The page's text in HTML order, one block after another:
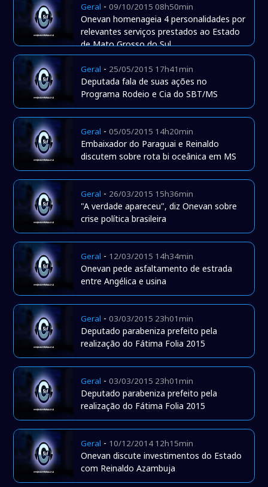
Geral -09/10/2015 08h50min
Onevan homenageia 4 personalidades por
relevantes serviços prestados ao Estado
de Mato Grosso do Sul
Geral - 25/05/2015 17h41min
Deputada fala de suas ações no
Programa Rodeio e Cia do SBT/MS
Geral -05/05/2015 14h20min
Embaixador do Paraguai e Reinaldo
discutem sobre rota bi oceânica em MS
Geral - 26/03/2015 15h36min
"A verdade apareceu", diz Onevan sobre
crise política brasileira
Geral - 12/03/2015 14h34min
Onevan pede asfaltamento de estrada
entre Angélica e usina
Geral -03/03/2015 23h01min
Deputado parabeniza prefeito pela
realização do Fátima Folia 2015
Geral -03/03/2015 23h01min
Deputado parabeniza prefeito pela
realização do Fátima Folia 2015
Geral - 10/12/2014 12h15min
Onevan discute investimentos do Estado
com Reinaldo Azambuja